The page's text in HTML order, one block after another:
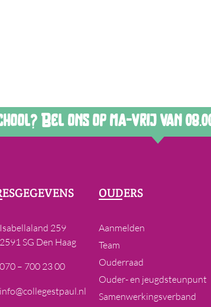
Bel ons op ma-vrij van 08.00
Isabellaland 259
2591 SG Den Haag
070 – 700 23 00
info@collegestpaul.nl
OUDERS
Aanmelden
Team
Ouderraad
Ouder- en jeugdsteunpunt
Samenwerkingsverband